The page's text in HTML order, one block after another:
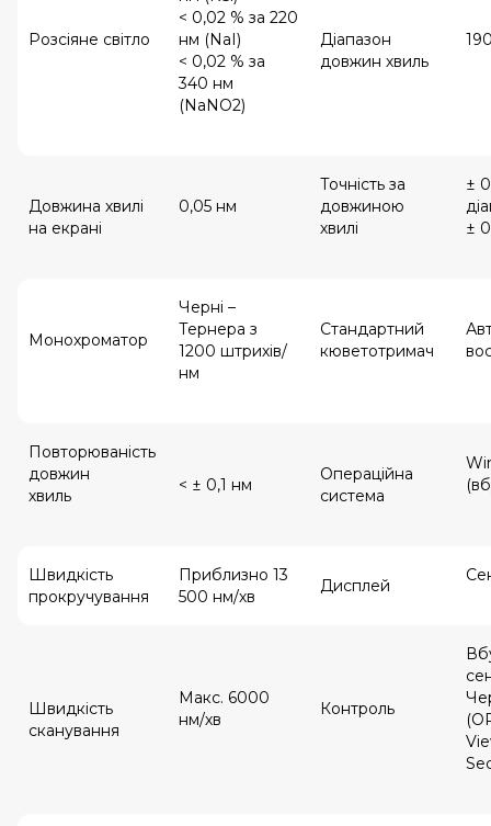
Розсіяне світло
< 0,02 % за 220
нм (NaI)
< 0,02 % за
340 нм
(NaNO2)
Діапазон
довжин хвиль
Довжина хвилі
на екрані
0,05 нм
Точність за
довжиною
хвилі
±
±
Монохроматор
Черні –
Тернера з
1200 штрихів/
нм
Стандартний
кюветотримач
Повторюваність
довжин
хвиль
< ± 0,1 нм
Операційна
система
Швидкість
прокручування
Приблизно 13
500 нм/хв
Дисплей
Швидкість
сканування
Макс. 6000
нм/хв
Контроль